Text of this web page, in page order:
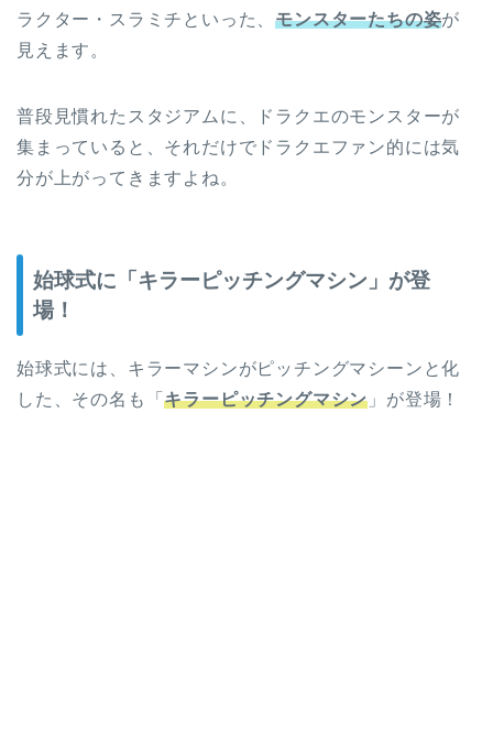
ラクター・スラミチといった、モンスターたちの姿が
見えます。
普段見慣れたスタジアムに、ドラクエのモンスターが
集まっていると、それだけでドラクエファン的には気
分が上がってきますよね。
始球式に「キラーピッチングマシン」が登
場！
始球式には、キラーマシンがピッチングマシーンと化
した、その名も「キラーピッチングマシン 」が登場！